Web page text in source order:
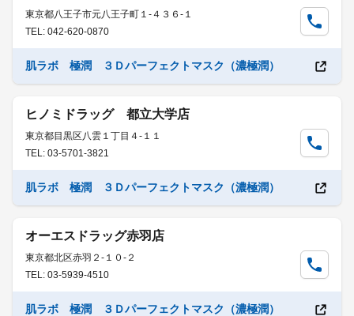
東京都八王子市元八王子町１-４３６-１
TEL: 042-620-0870
肌ラボ 極潤 ３Ｄパーフェクトマスク（濃極潤）
ヒノミドラッグ 都立大学店
東京都目黒区八雲１丁目４-１１
TEL: 03-5701-3821
肌ラボ 極潤 ３Ｄパーフェクトマスク（濃極潤）
オーエスドラッグ赤羽店
東京都北区赤羽２-１０-２
TEL: 03-5939-4510
肌ラボ 極潤 ３Ｄパーフェクトマスク（濃極潤）